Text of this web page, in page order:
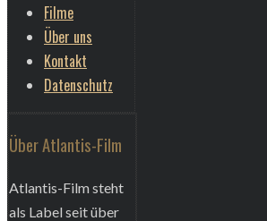
Filme
Über uns
Kontakt
Datenschutz
Über Atlantis-Film
Atlantis-Film steht
als Label seit über